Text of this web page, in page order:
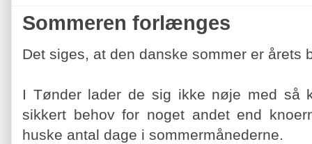
Sommeren forlænges
Det siges, at den danske sommer er årets
I Tønder lader de sig ikke nøje med så
sikkert behov for noget andet end
huske antal dage i sommermånederne.